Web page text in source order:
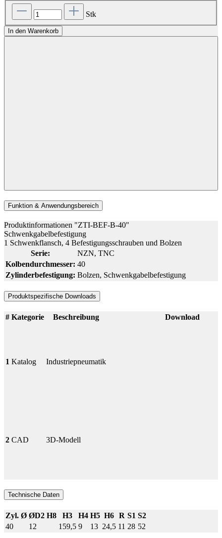
Stk
In den Warenkorb
Funktion & Anwendungsbereich
Produktinformationen "ZTI-BEF-B-40"
Schwenkgabelbefestigung
1 Schwenkflansch, 4 Befestigungsschrauben und Bolzen
Serie:
NZN, TNC
Kolbendurchmesser: 40
Zylinderbefestigung: Bolzen, Schwenkgabelbefestigung
Produktspezifische Downloads
# Kategorie Beschreibung Download
1 Katalog Industriepneumatik
2 CAD 3D-Modell
Technische Daten
Zyl. Ø ØD2 H8 H3 H4 H5 H6 R S1 S2
40
12 159,5 9 13 24,5 11 28 52